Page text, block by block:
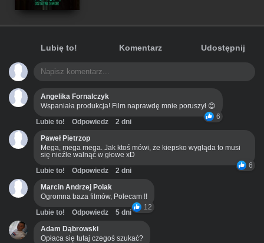
Lubię to! Komentarz Udostępnij
Angelika Fornalczyk
Wspaniała produkcja! Film naprawdę mnie poruszył 😊
6
Lubie to! Odpowiedz
2 dni
Paweł Pietrzop
Mega, mega mega. Jak ktoś mówi, że kiepsko wygląda to musi
się nieźle walnąć w głowe xD
6
Lubie to! Odpowiedz
2 dni
Marcin Andrzej Polak
Ogromna baza filmów, Polecam !!
12
Lubie to! Odpowiedz
5 dni
Adam Dąbrowski
Opłaca się tutaj czegoś szukać?